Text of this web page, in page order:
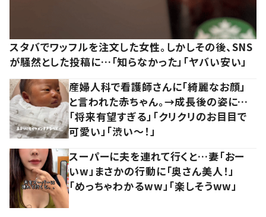
スタバでワッフルを注文した女性。しかしその後、SNS
が騒然とした投稿に…「知らなかった」「ヤバい安い」
産婦人科で看護師さんに「綺麗なお顔」
と言われた赤ちゃん。→成長後の姿に…
「将来有望すぎる」「クリクリのお目目で
可愛い」「渋い～！」
スーパーに夫を連れて行くと…妻「おー
いw」まさかの行動に「奥さん美人！」
「めっちゃわかるww」「楽しそうww」